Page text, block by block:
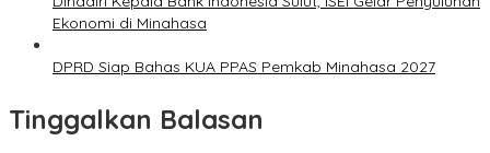
Ekonomi di Minahasa
DPRD Siap Bahas KUA PPAS Pemkab Minahasa 2027
Tinggalkan Balasan